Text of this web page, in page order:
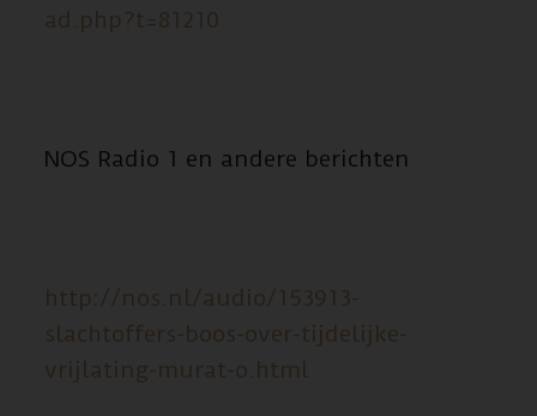
ad.php?t=81210
NOS Radio 1 en andere berichten
http://nos.nl/audio/153913-
slachtoffers-boos-over-tijdelijke-
vrijlating-murat-o.html